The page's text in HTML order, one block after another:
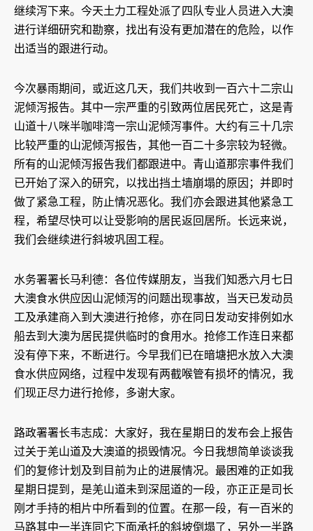
继续泻下来。今天土力工程处派了四队专业人员进入大澳
进行详细研究和勘察，找出有没有更加潜在的危险，以作
出适当的跟进行动。
今次暴雨期间，或近这几天，我们共收到一百六十二宗山
泥倾泻报告。其中一宗严重的引致两位居民死亡，这是青
山道十八咪半咖啡湾一宗山泥倾泻事件。大约有三十几宗
比较严重的山泥倾泻报告，其他一百二十多宗较为轻微。
所有的山泥倾泻报告我们都跟进中。青山道那宗事件我们
已开始了深入的研究，以找出挡土墙崩塌的原因；并即时
做了紧急工程，防止情况恶化。我们亦会跟进其他紧急工
程，希望尽快可以让受影响的居民返回居所。长远来说，
我们会继续进行斜坡巩固工程。
水务署署长马利德：各位传媒朋友，当我们知悉六月七日
大澳食水供应因山泥倾泻的问题出现事故，当天已发动员
工及承建商入到大澳进行抢修，亦在同日发动安排例如水
船去到大澳为居民提供临时的食用水。抢修工作连日来都
没有停下来，不断进行。今早我们已在暗塘把水放入大澳
食水供应网络，过程中发现有两截喉管有损坏的情况，我
们现正尽力进行抢修，多谢大家。
路政署署长韦志成：大家好，我在星期日的发布会上报告
过关于羌山道及大澳道的损毁情况。今日我想简单谈谈我
们的复修计划及到目前为止的进展情况。最困难的正如我
星期日提到，是羌山道未到深屈道的一段，亦正正是司长
刚才手持的相片中所看到的位置。在那一段，有一百米的
马路其中一半连同它下面承托的斜坡倒塌了，另外一半路